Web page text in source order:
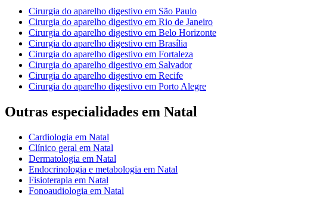
Cirurgia do aparelho digestivo em São Paulo
Cirurgia do aparelho digestivo em Rio de Janeiro
Cirurgia do aparelho digestivo em Belo Horizonte
Cirurgia do aparelho digestivo em Brasília
Cirurgia do aparelho digestivo em Fortaleza
Cirurgia do aparelho digestivo em Salvador
Cirurgia do aparelho digestivo em Recife
Cirurgia do aparelho digestivo em Porto Alegre
Outras especialidades em Natal
Cardiologia em Natal
Clínico geral em Natal
Dermatologia em Natal
Endocrinologia e metabologia em Natal
Fisioterapia em Natal
Fonoaudiologia em Natal